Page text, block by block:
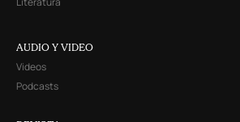
AUDIO Y VIDEO
Videos
Podcasts